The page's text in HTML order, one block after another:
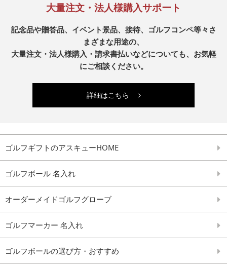
大量注文・法人様購入サポート
記念品や贈答品、イベント景品、接待、ゴルフコンペ等々さ
まざまな用途の、
大量注文・法人様購入・請求書払いなどについても、お気軽
にご相談ください。
詳細はこちら
ゴルフギフトのアスキューHOME
ゴルフボール 名入れ
オーダーメイドゴルフグローブ
ゴルフマーカー 名入れ
ゴルフボールの選び方・おすすめ